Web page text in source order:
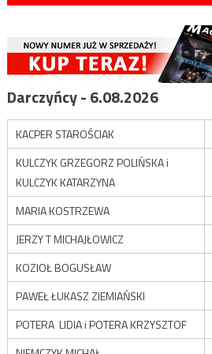
Darczyńcy - 6.08.2026
KACPER STAROŚCIAK
KULCZYK GRZEGORZ POLIŃSKA i
KULCZYK KATARZYNA
MARIA KOSTRZEWA
JERZY T MICHAJŁOWICZ
KOZIOŁ BOGUSŁAW
PAWEŁ ŁUKASZ ZIEMIAŃSKI
POTERA LIDIA i POTERA KRZYSZTOF